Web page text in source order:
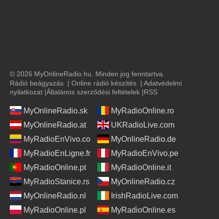
© 2026 MyOnlineRadio.hu. Minden jog fenntartva.
Rádió beágyazás | Online rádió készítés | Adatvédelmi
nyilatkozat |Általános szerződési feltételek |RSS
MyOnlineRadio.sk
MyRadioOnline.ro
MyOnlineRadio.at
UKRadioLive.com
MyRadioEnVivo.co
MyOnlineRadio.de
MyRadioEnLigne.fr
MyRadioEnVivo.pe
MyRadioOnline.pt
MyRadioOnline.it
MyRadioStanice.rs
MyOnlineRadio.cz
MyOnlineRadio.nl
IrishRadioLive.com
MyRadioOnline.pl
MyRadioOnline.es